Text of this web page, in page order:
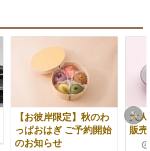
【お彼岸限定】秋のわ
っぱおはぎ ご予約開始
のお知らせ
大
販